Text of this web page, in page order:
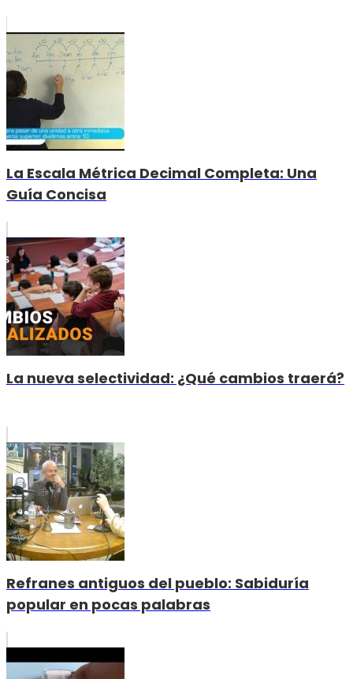
La Escala Métrica Decimal Completa: Una
Guía Concisa
La nueva selectividad: ¿Qué cambios traerá?
Refranes antiguos del pueblo: Sabiduría
popular en pocas palabras